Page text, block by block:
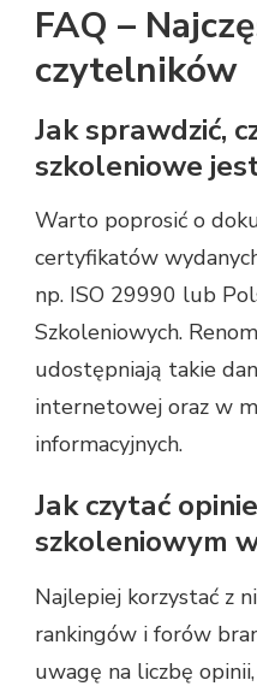
FAQ –
czytelników
Jak sprawdzić,
szkoleniowe
Warto poprosić o
certyfikatów
np. ISO 29990 lub
Szkoleniowych.
udostępniają takie
internetowej oraz w
informacyjnych.
Jak czytać
szkoleniowym
Najlepiej korzystać z
rankingów i forów
uwagę na liczbę